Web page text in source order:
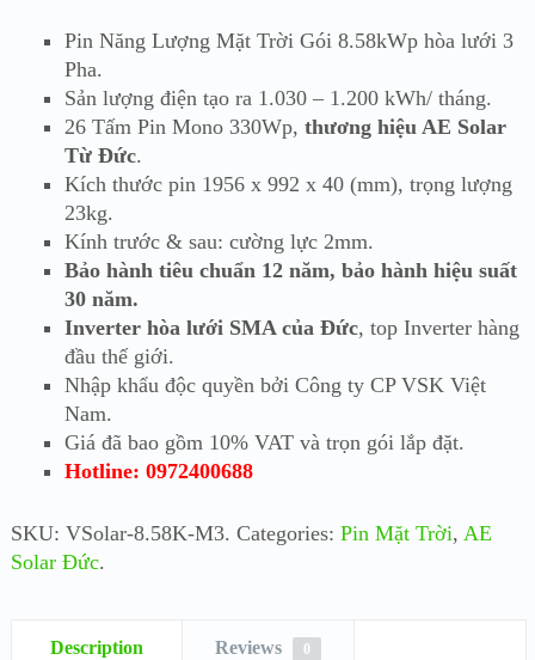
Pin Năng Lượng Mặt Trời Gói 8.58kWp hòa lưới 3
Pha.
Sản lượng điện tạo ra 1.030 – 1.200 kWh/ tháng.
26 Tấm Pin Mono 330Wp, thương hiệu AE Solar
Từ Đức.
Kích thước pin 1956 x 992 x 40 (mm), trọng lượng
23kg.
Kính trước & sau: cường lực 2mm.
Bảo hành tiêu chuẩn 12 năm, bảo hành hiệu suất
30 năm.
Inverter hòa lưới SMA của Đức, top Inverter hàng
đầu thế giới.
Nhập khẩu độc quyền bởi Công ty CP VSK Việt
Nam.
Giá đã bao gồm 10% VAT và trọn gói lắp đặt.
Hotline: 0972400688
SKU: VSolar-8.58K-M3. Categories: Pin Mặt Trời, AE
Solar Đức.
Description Reviews 0